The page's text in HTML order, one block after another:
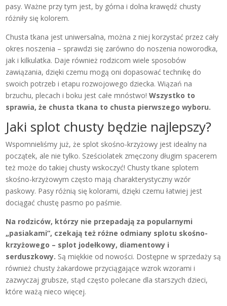
pasy. Ważne przy tym jest, by górna i dolna krawędź chusty
różniły się kolorem.
Chusta tkana jest uniwersalna, można z niej korzystać przez cały
okres noszenia – sprawdzi się zarówno do noszenia noworodka,
jak i kilkulatka. Daje również rodzicom wiele sposobów
zawiązania, dzięki czemu mogą oni dopasować technikę do
swoich potrzeb i etapu rozwojowego dziecka. Wiązań na
brzuchu, plecach i boku jest całe mnóstwo!Wszystko to
sprawia, że chusta tkana to chusta pierwszego wyboru.
Jaki splot chusty będzie najlepszy?
Wspomnieliśmy już, że splot skośno-krzyżowy jest idealny na
początek, ale nie tylko. Sześciolatek zmęczony długim spacerem
też może do takiej chusty wskoczyć! Chusty tkane splotem
skośno-krzyżowym często mają charakterystyczny wzór
paskowy. Pasy różnią się kolorami, dzięki czemu łatwiej jest
dociągać chustę pasmo po paśmie.
Na rodziców, którzy nie przepadają za popularnymi
„pasiakami”, czekają też różne odmiany splotu skośno-
krzyżowego – splot jodełkowy, diamentowy i
serduszkowy. Są miękkie od nowości. Dostępne w sprzedaży są
również chusty żakardowe przyciągające wzrok wzorami i
zazwyczaj grubsze, stąd często polecane dla starszych dzieci,
które ważą nieco więcej.